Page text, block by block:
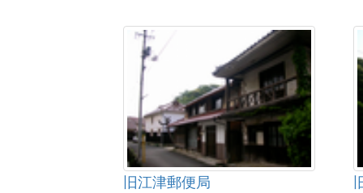
旧江津郵便局